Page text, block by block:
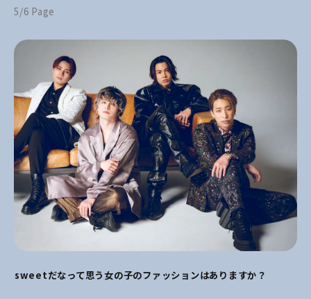
5/6 Page
――sweetだなって思う女の子のファッションはありますか？